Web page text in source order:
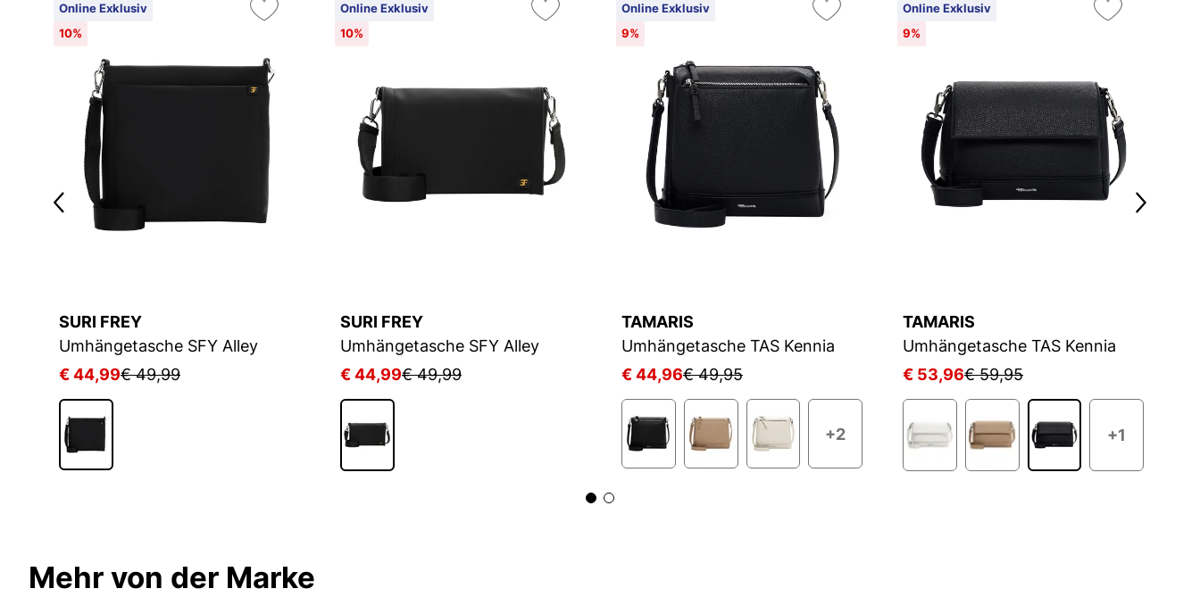
Online Exklusiv
10%
SURI FREY
Umhängetasche SFY Alley
€ 44,99€ 49,99
Online Exklusiv
10%
SURI FREY
Umhängetasche SFY Alley
€ 44,99€ 49,99
Online Exklusiv
9%
TAMARIS
Umhängetasche TAS Kennia
€ 44,96€ 49,95
+2
Online Exklusiv
9%
TAMARIS
Umhängetasche TAS Kennia
€ 53,96€ 59,95
+1
Mehr von der Marke